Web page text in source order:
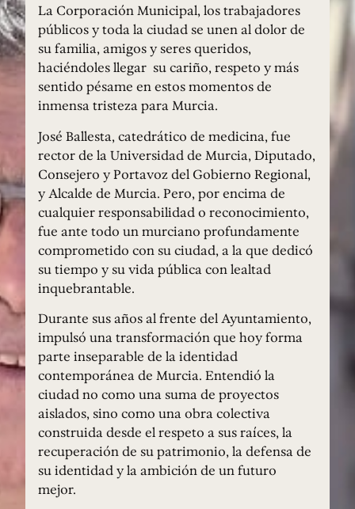
La Corporación Municipal, los trabajadores
públicos y toda la ciudad se unen al dolor de
su familia, amigos y seres queridos,
haciéndoles llegar su cariño, respeto y más
sentido pésame en estos momentos de
inmensa tristeza para Murcia.
José Ballesta, catedrático de medicina, fue
rector de la Universidad de Murcia, Diputado,
Consejero y Portavoz del Gobierno Regional,
y Alcalde de Murcia. Pero, por encima de
cualquier responsabilidad o reconocimiento,
fue ante todo un murciano profundamente
comprometido con su ciudad, a la que dedicó
su tiempo y su vida pública con lealtad
inquebrantable.
Durante sus años al frente del Ayuntamiento,
impulsó una transformación que hoy forma
parte inseparable de la identidad
contemporánea de Murcia. Entendió la
ciudad no como una suma de proyectos
aislados, sino como una obra colectiva
construida desde el respeto a sus raíces, la
recuperación de su patrimonio, la defensa de
su identidad y la ambición de un futuro
mejor.